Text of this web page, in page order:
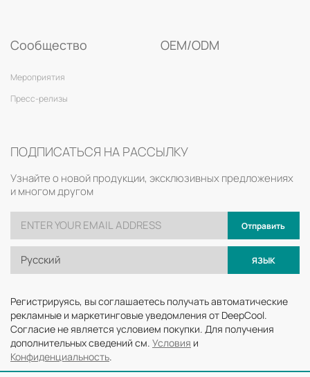
Сообщество
Мероприятия
Пресс-релизы
OEM/ODM
ПОДПИСАТЬСЯ НА РАССЫЛКУ
Узнайте о новой продукции, эксклюзивных предложениях
и многом другом
Отправить
Русский ЯЗЫК
Регистрируясь, вы соглашаетесь получать автоматические
рекламные и маркетинговые уведомления от DeepCool.
Согласие не является условием покупки. Для получения
дополнительных сведений см. Условия и
Конфиденциальность.